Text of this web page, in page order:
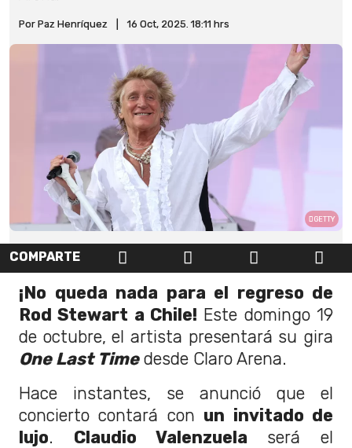
Por Paz Henríquez 16 Oct, 2025. 18:11 hrs
GETTY
COMPARTE
¡No queda nada para el regreso de
Rod Stewart a Chile! Este domingo 19
de octubre, el artista presentará su gira
One Last Timedesde Claro Arena.
Hace instantes, se anunció que el
concierto contará con un invitado de
lujo. Claudio Valenzuela será el